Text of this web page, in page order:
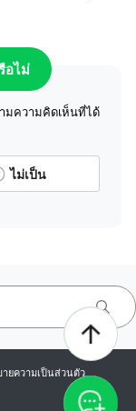
อไม่
มความคิดเห็นที่ได้
ไม่เป็น
ยความเป็นส่วนตัว